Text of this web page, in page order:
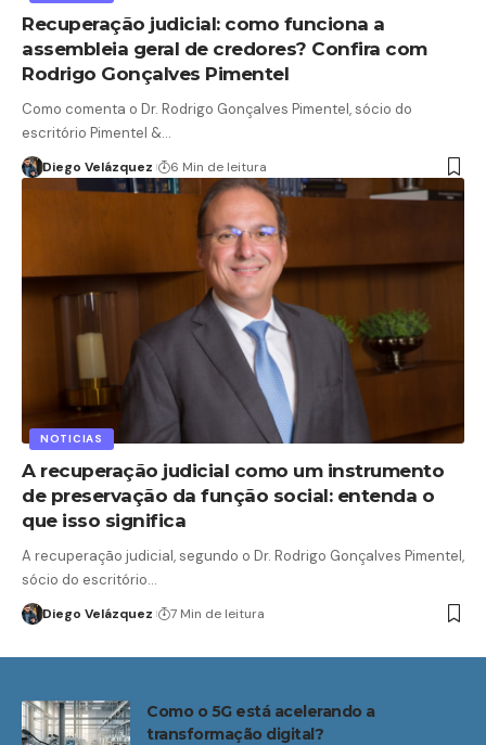
Recuperação judicial: como funciona a
assembleia geral de credores? Confira com
Rodrigo Gonçalves Pimentel
Como comenta o Dr. Rodrigo Gonçalves Pimentel, sócio do
escritório Pimentel &…
Diego Velázquez 6 Min de leitura
NOTICIAS
A recuperação judicial como um instrumento
de preservação da função social: entenda o
que isso significa
A recuperação judicial, segundo o Dr. Rodrigo Gonçalves Pimentel,
sócio do escritório…
Diego Velázquez 7 Min de leitura
Como o 5G está acelerando a
transformação digital?